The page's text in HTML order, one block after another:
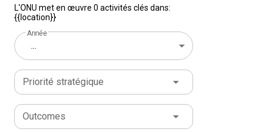
L'ONU met en œuvre 0 activités clés dans:
{{location}}
Année
...
Priorité stratégique
Outcomes